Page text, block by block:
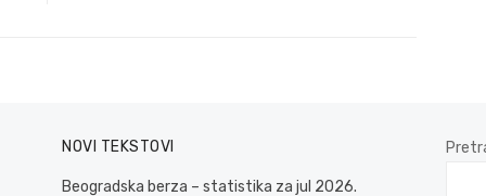
NOVI TEKSTOVI
Beogradska berza – statistika za jul 2026.